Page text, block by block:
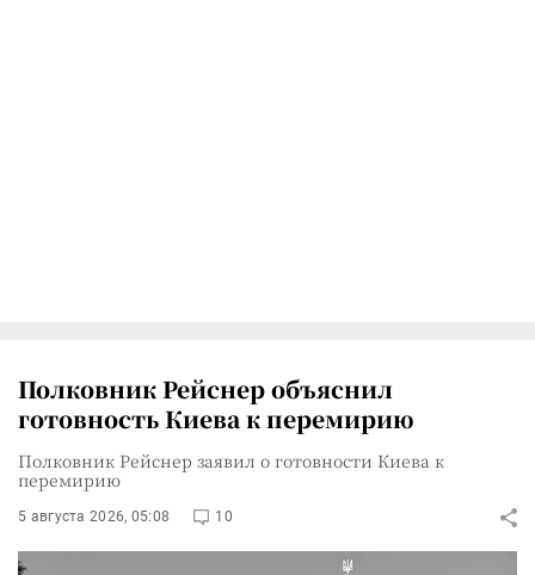
Полковник Рейснер объяснил
готовность Киева к перемирию
Полковник Рейснер заявил о готовности Киева к
перемирию
5 августа 2026, 05:08 10